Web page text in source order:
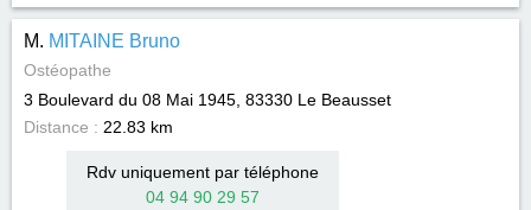
M. MITAINE Bruno
Ostéopathe
3 Boulevard du 08 Mai 1945, 83330 Le Beausset
Distance : 22.83 km
Rdv uniquement par téléphone
04 94 90 29 57